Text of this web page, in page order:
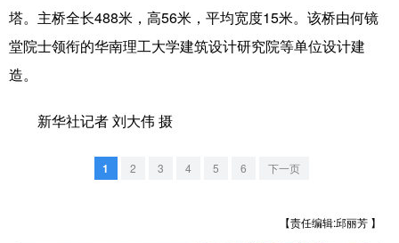
文化产业
地方频道
北京 天津
吉林 上海
塔。主桥全长488米，高56米，平均宽度15米。该桥由何镜
堂院士领衔的华南理工大学建筑设计研究院等单位设计建
造。
新华社记者 刘大伟 摄
1 2 3 4 5 6 下一页
【责任编辑:邱丽芳 】